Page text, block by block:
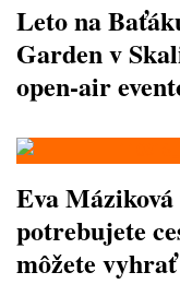
Leto na
Garden v
open-air
Eva Máziková
potrebujete
môžete